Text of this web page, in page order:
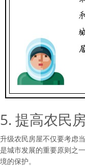
5. 提高农民
升级农民房屋不仅要考虑
是城市发展的重要原则之
境的保护。